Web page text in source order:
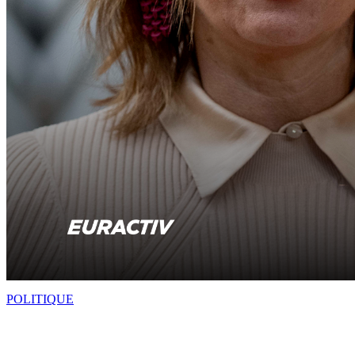
POLITIQUE